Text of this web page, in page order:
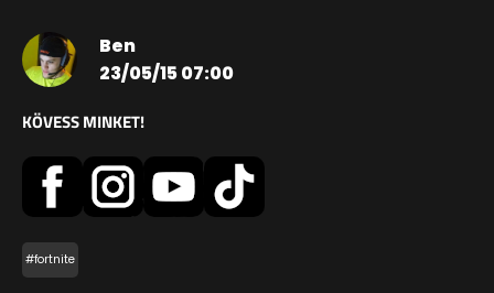
Ben
23/05/15 07:00
KÖVESS MINKET!
#fortnite